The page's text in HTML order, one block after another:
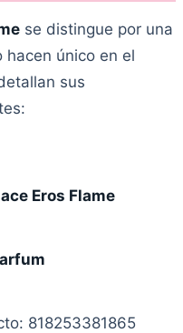
se distingue por una
hacen único en el
sus
Eros Flame
818253381865